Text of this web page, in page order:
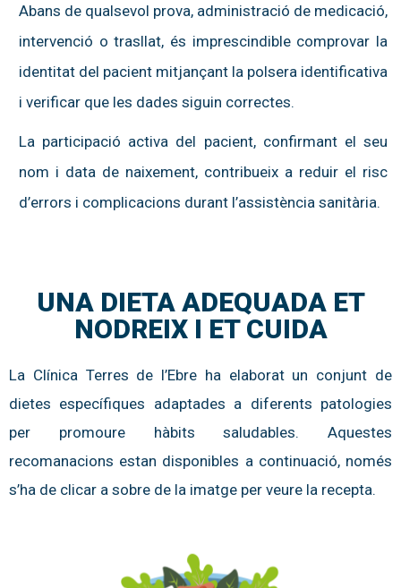
Abans de qualsevol prova, administració de medicació,
intervenció o trasllat, és imprescindible comprovar la
identitat del pacient mitjançant la polsera identificativa
i verificar que les dades siguin correctes.
La participació activa del pacient, confirmant el seu
nom i data de naixement, contribueix a reduir el risc
d’errors i complicacions durant l’assistència sanitària.
UNA DIETA ADEQUADA ET
NODREIX I ET CUIDA
La Clínica Terres de l’Ebre ha elaborat un conjunt de
dietes específiques adaptades a diferents patologies
per promoure hàbits saludables. Aquestes
recomanacions estan disponibles a continuació, només
s’ha de clicar a sobre de la imatge per veure la recepta.